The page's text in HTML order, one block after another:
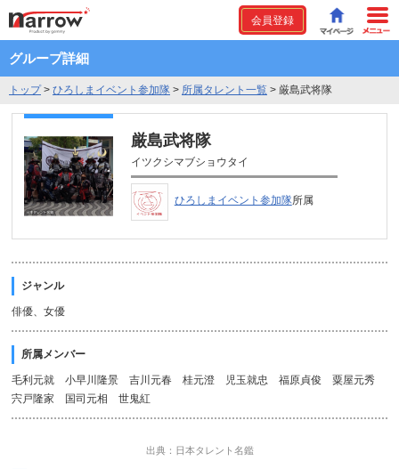
会員登録
グループ詳細
トップ> ひろしまイベント参加隊 > 所属タレント一覧 > 厳島武将隊
厳島武将隊
イツクシマブショウタイ
ひろしまイベント参加隊所属
ジャンル
俳優、女優
所属メンバー
毛利元就 小早川隆景 吉川元春 桂元澄 児玉就忠 福原貞俊 粟屋元秀
宍戸隆家 国司元相 世鬼紅
出典：日本タレント名鑑